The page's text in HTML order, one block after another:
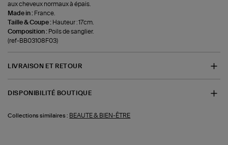
aux cheveux normaux à épais.
Made in : France.
Taille & Coupe : Hauteur : 17cm.
Composition : Poils de sanglier.
(ref-BB03108F03)
LIVRAISON ET RETOUR
DISPONIBILITÉ BOUTIQUE
Collections similaires : BEAUTE & BIEN-ÊTRE